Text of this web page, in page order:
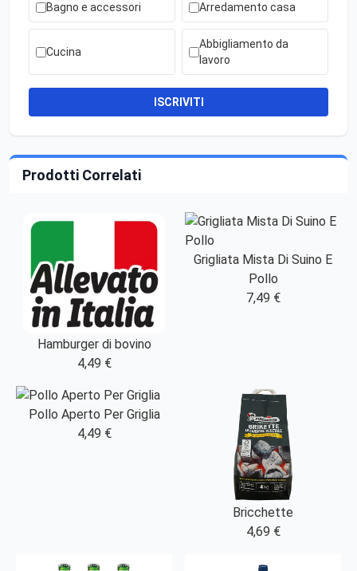
Bagno e accessori Arredamento casa
Cucina
Abbigliamento da
lavoro
ISCRIVITI
Prodotti Correlati
Hamburger di bovino
4,49 €
Grigliata Mista Di Suino E
Pollo
7,49 €
Pollo Aperto Per Griglia
4,49 €
Bricchette
4,69 €